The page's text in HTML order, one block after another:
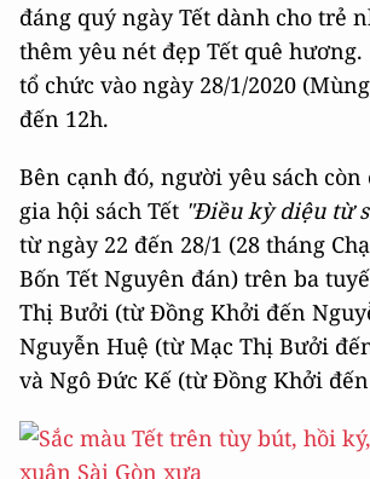
đáng quý ngày Tết dành cho trẻ
thêm yêu nét đẹp Tết quê
tổ chức vào ngày 28/1/2020
đến 12h.
Bên cạnh đó, người yêu sách còn
gia hội sách Tết "Điều kỳ diệu từ
từ ngày 22 đến 28/1 (28 tháng
Bốn Tết Nguyên đán) trên ba
Thị Bưởi (từ Đồng Khởi đến
Nguyễn Huệ (từ Mạc Thị Bưởi
và Ngô Đức Kế (từ Đồng Khởi